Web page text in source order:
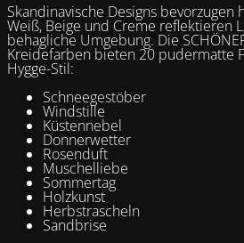
Skandinavische Designs bevorzugen
Weiß, Beige und Creme reflektieren
behagliche Umgebung. Die
Kreidefarben bieten 20 pudermatte
Hygge-Stil:
Schneegestöber
Windstille
Küstennebel
Donnerwetter
Rosenduft
Muschelliebe
Sommertag
Holzkunst
Herbstrascheln
Sandbrise